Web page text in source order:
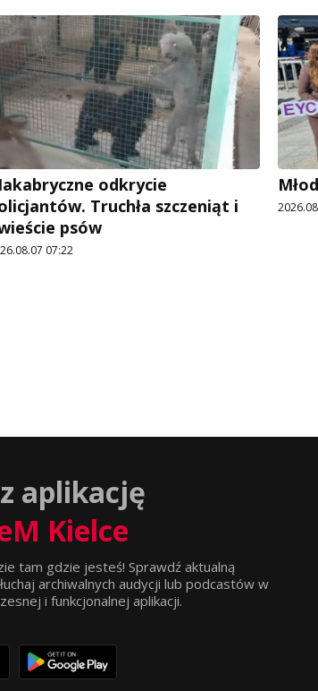
odkrycie
Truchła szczeniąt i
psów
07:22
aplikację
Kielce
tam gdzie jesteś! Sprawdź aktualną
archiwalnych audycji lub podcastów w
i funkcjonalnej aplikacji.